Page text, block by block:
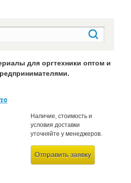
для оргтехники оптом и
Наличие, стоимость и
условия доставки
уточняйте у менеджеров.
Отправить заявку